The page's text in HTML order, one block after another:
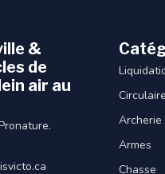
&
de
air au
Circulaire
Archerie
Armes
Chasse